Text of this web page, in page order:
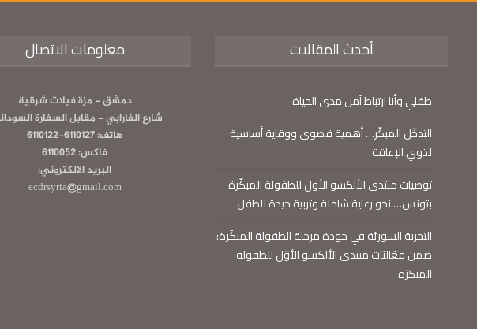
أحدث المقالات
طفلي وأنا ارتباط آمن مدى الحياة
التدخّل المبكّر… أهمية قصوى ووقاية أساسية
لذوي الإعاقة
توصيات منتدى الألكسو الأول للطفولة المبكّرة
بتونس… نحو رعاية شاملة وتربية جيدة للطفل
التجربة السوريّة في جودة مرحلة الطفولة المبكّرة:
ضمن فعّاليّات منتدى الألكسو الأوّل للطفولة
المبكرّة
معلومات الاتصال
دمشق - مزة فيلات شرقية
شارع الفارابي - مقابل السفارة
هاتف: 6110127-6110122
فاكس: 6110052
البريد الالكتروني:
ecdrsyria@gmail.com